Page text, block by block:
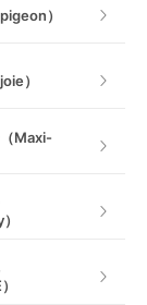
、お盆
、目的の
能性があ
切れ等で
い場合も
）
）
Maxi-